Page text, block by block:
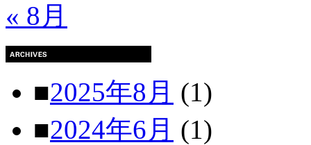
« 8月
■2025年8月 (1)
■2024年6月 (1)